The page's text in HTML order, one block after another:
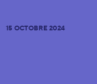
15 OCTOBRE 2024